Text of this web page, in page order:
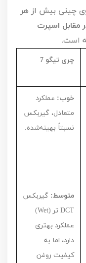
چینی بیش از هر
مقابل اسپرت
است.
چری تیگو 7
خوب: عملکرد
متعادل، گیربکس
نسبتاً بهینه‌شده.
متوسط: گیربکس
DCT تر (Wet
)
عملکرد بهتری
دارد، اما به
کیفیت روغن